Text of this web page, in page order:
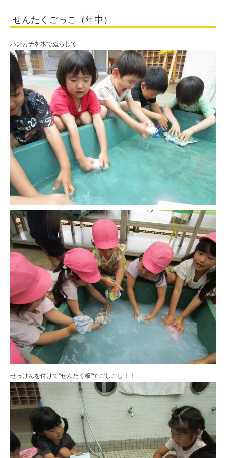
せんたくごっこ（年中）
ハンカチを水でぬらして
せっけんを付けて“せんたく板”でごしごし！！